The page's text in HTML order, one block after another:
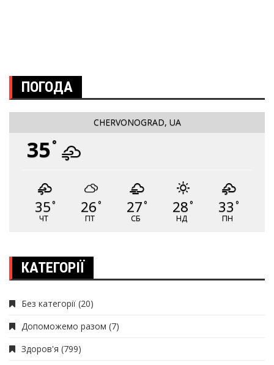
ПОГОДА
CHERVONOGRAD, UA
35°
35°
ЧТ
26°
ПТ
27°
СБ
28°
НД
33 °
ПН
КАТЕГОРІЇ
Без категорії (20)
Допоможемо разом (7)
Здоров'я (799)